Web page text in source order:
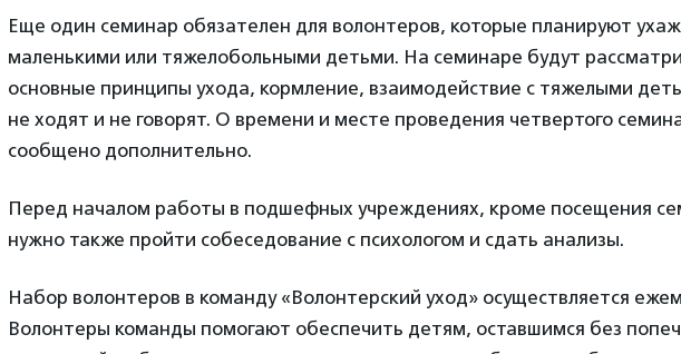
Еще один семинар обязателен для волонтеров, которые планируют
маленькими или тяжелобольными детьми. На семинаре будут
основные принципы ухода, кормление, взаимодействие с тяжелыми
не ходят и не говорят. О времени и месте проведения четвертого
сообщено дополнительно.
Перед началом работы в подшефных учреждениях, кроме посещения
нужно также пройти собеседование с психологом и сдать анализы.
Набор волонтеров в команду «Волонтерский уход» осуществляется
Волонтеры команды помогают обеспечить детям, оставшимся без